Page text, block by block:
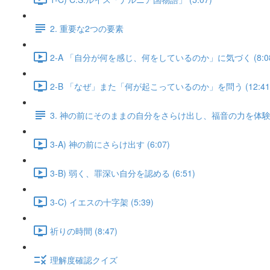
2. 重要な2つの要素
2-A 「自分が何を感じ、何をしているのか」に気づく
2-B 「なぜ」また「何が起こっているのか」を問う
3. 神の前にそのままの自分をさらけ出し、福音の力を体
3-A) 神の前にさらけ出す (6:07)
3-B) 弱く、罪深い自分を認める (6:51)
3-C) イエスの十字架 (5:39)
祈りの時間 (8:47)
理解度確認クイズ